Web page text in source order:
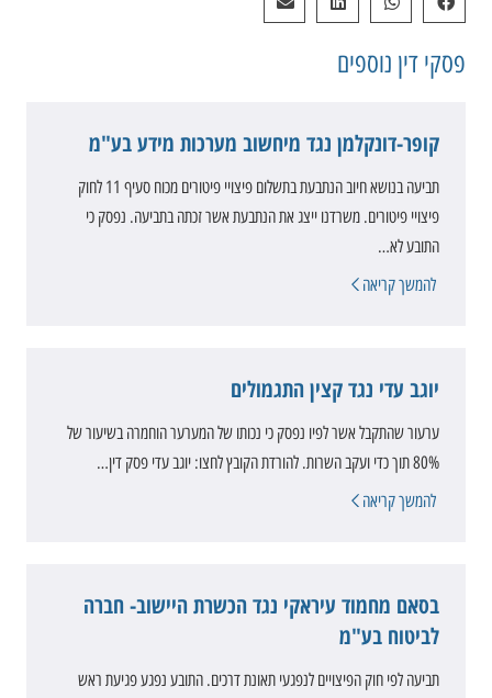
פסקי דין נוספים
קופר-דונקלמן נגד מיחשוב מערכות מידע בע"מ
תביעה בנושא חיוב הנתבעת בתשלום פיצויי פיטורים מכוח סעיף 11 לחוק
פיצויי פיטורים. משרדנו ייצג את הנתבעת אשר זכתה בתביעה. נפסק כי
התובע לא…
להמשך קריאה
יוגב עדי נגד קצין התגמולים
ערעור שהתקבל אשר לפיו נפסק כי נכותו של המערער הוחמרה בשיעור של
80% תוך כדי ועקב השרות. להורדת הקובץ לחצו: יוגב עדי פסק דין…
להמשך קריאה
בסאם מחמוד עיראקי נגד הכשרת היישוב- חברה
לביטוח בע"מ
תביעה לפי חוק הפיצויים לנפגעי תאונת דרכים. התובע נפגע פגיעת ראש